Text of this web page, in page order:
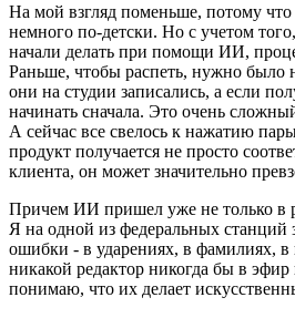
На мой взгляд поменьше, потому что
немного по-детски. Но с учетом
начали делать при помощи ИИ,
Раньше, чтобы распеть, нужно было
они на студии записались, а если
начинать сначала. Это очень
А сейчас все свелось к нажатию
продукт получается не просто
клиента, он может значительно
Причем ИИ пришел уже не только в
Я на одной из федеральных станций
ошибки - в ударениях, в фамилиях, в
никакой редактор никогда бы в
понимаю, что их делает